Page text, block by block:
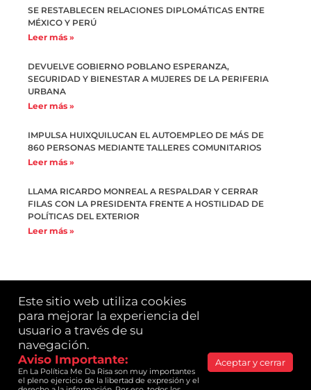
SE RESTABLECEN RELACIONES DIPLOMÁTICAS ENTRE
MÉXICO Y PERÚ
Leer más »
DEVUELVE GOBIERNO POBLANO ESPERANZA,
SEGURIDAD Y BIENESTAR A MUJERES DE LA PERIFERIA
URBANA
Leer más »
IMPULSA HUIXQUILUCAN EL AUTOEMPLEO DE MÁS DE
860 PERSONAS MEDIANTE TALLERES COMUNITARIOS
Leer más »
LLAMA RICARDO MONREAL A RESPALDAR Y CERRAR
FILAS CON LA PRESIDENTA FRENTE A HOSTILIDAD DE
POLÍTICAS DEL EXTERIOR
Leer más »
LA POLÍTICA ME DA RISA© es una publicación de
Yazmín Alessandrini. 2021 Todos los derechos
reservados.
Consulta nuestro Aviso de Privacidad
Este sitio web utiliza cookies
para mejorar la experiencia del
usuario a través de su
navegación.​
Aviso Importante:​
En La Política Me Da Risa son muy importantes
el pleno ejercicio de la libertad de expresión y el
Aceptar y cerrar